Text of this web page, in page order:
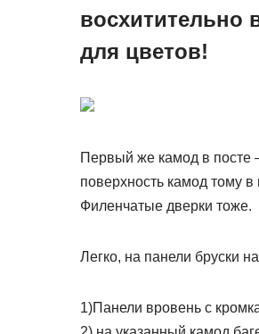
восхитительно
для цветов!
Первый же камод в посте
поверхность камод тому
Филенчатые дверки тоже.
Легко, на панели бруски
1)Панели вровень с